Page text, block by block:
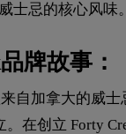
士忌的核心风味。
牌故事：
自加拿大的威士
在创立 Forty